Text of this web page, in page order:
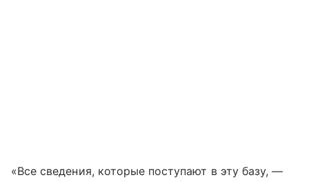
«Все сведения, которые поступают в эту базу, —